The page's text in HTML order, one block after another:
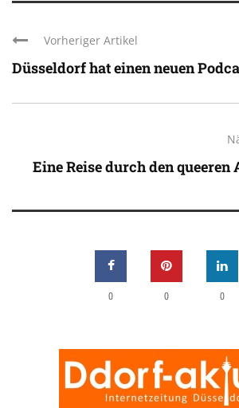
Vorheriger Artikel
Düsseldorf hat einen neuen
Eine Reise durch den
0 0 0